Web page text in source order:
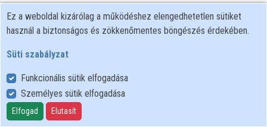
Világegyetem keletkezésére, fejlődésére, jövőjére vonatkozó
ismereteket. A bevezetés megismertet a kozmológia és
kozmogónia fogalmával, áttekinti a Világegyetem véges vagy
pozitív, illetve negatív görbületű terek tulajdonságaira, a görbült
téridőre.
Ez a weboldal kizárólag a működéshez elengedhetetlen sütiket
használ a biztonságos és zökkenőmentes böngészés érdekében.
Süti szabályzat
Funkcionális sütik elfogadása
Személyes sütik elfogadása
Elfogad Elutasít